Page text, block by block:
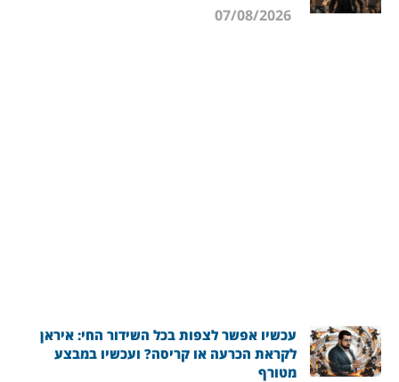
עכשיו אפשר לצפות בכל השידור החי: איראן
לקראת הכרעה או קריסה? ועכשיו במבצע
מטורף